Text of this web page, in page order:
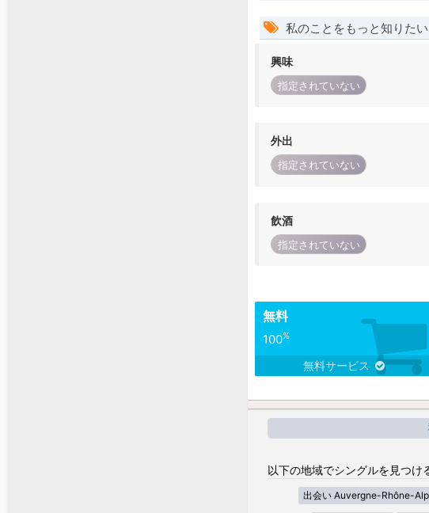
私のことをもっと知りたい
興味
指定されていない
外出
指定されていない
飲酒
指定されていない
無料
100%
無料サービス
以下の地域でシングルを見つけ
出会い Auvergne-Rhône-